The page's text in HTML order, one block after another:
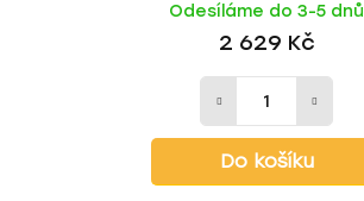
Odesíláme do 3-5 dnů
2 629 Kč
Do košíku